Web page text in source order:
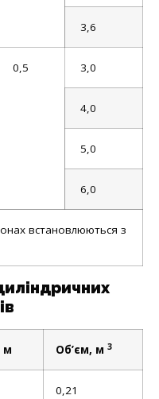
3,6
0,5 3,0
4,0
5,0
6,0
встановлюються з
м Об’єм, м 3
0,21